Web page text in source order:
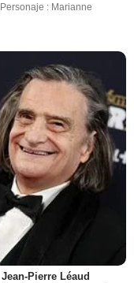
Personaje : Marianne
Jean-Pierre Léaud